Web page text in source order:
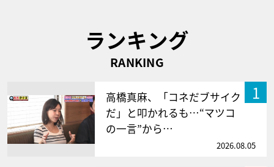
ランキング
RANKING
1
高橋真麻、「コネだブサイク
だ」と叩かれるも…“マツコ
の一言”から…
2026.08.05